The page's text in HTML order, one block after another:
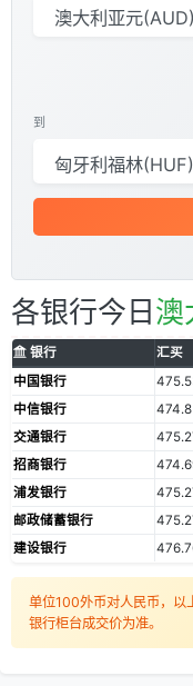
到
各银行今日 澳
银行 汇买
中国银行
中信银行
474.8
交通银行
招商银行
浦发银行
邮政储蓄银行
建设银行
单位100外币对人民币，以
银行柜台成交价为准。